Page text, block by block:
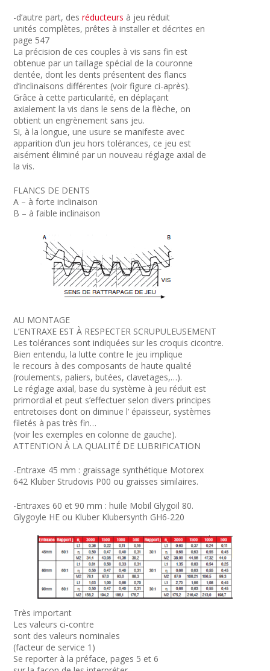
-d’autre part, desréducteurs à jeu réduit
unités complètes, prêtes à installer et décrites en
page 547
La précision de ces couples à vis sans fin est
obtenue par un taillage spécial de la couronne
dentée, dont les dents présentent des flancs
d’inclinaisons différentes (voir figure ci-après).
Grâce à cette particularité, en déplaçant
axialement la vis dans le sens de la flèche, on
obtient un engrènement sans jeu.
Si, à la longue, une usure se manifeste avec
apparition d’un jeu hors tolérances, ce jeu est
aisément éliminé par un nouveau réglage axial de
la vis.
FLANCS DE DENTS
A – à forte inclinaison
B – à faible inclinaison
AU MONTAGE
L’ENTRAXE EST À RESPECTER SCRUPULEUSEMENT
Les tolérances sont indiquées sur les croquis cicontre.
Bien entendu, la lutte contre le jeu implique
le recours à des composants de haute qualité
(roulements, paliers, butées, clavetages,…).
Le réglage axial, base du système à jeu réduit est
primordial et peut s’effectuer selon divers principes
entretoises dont on diminue l’ épaisseur, systèmes
filetés à pas très fin…
(voir les exemples en colonne de gauche).
ATTENTION À LA QUALITÉ DE LUBRIFICATION
-Entraxe 45 mm : graissage synthétique Motorex
642 Kluber Strudovis P00 ou graisses similaires.
-Entraxes 60 et 90 mm : huile Mobil Glygoil 80.
Glygoyle HE ou Kluber Klubersynth GH6-220
Très important
Les valeurs ci-contre
sont des valeurs nominales
(facteur de service 1)
Se reporter à la préface, pages 5 et 6